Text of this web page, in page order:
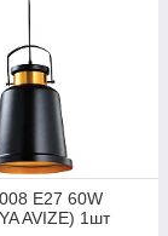
E27 60W
AVIZE) 1шт